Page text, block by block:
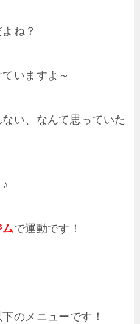
ね？
いますよ～
い、なんて思っていた
ムで運動です！
のメニューです！